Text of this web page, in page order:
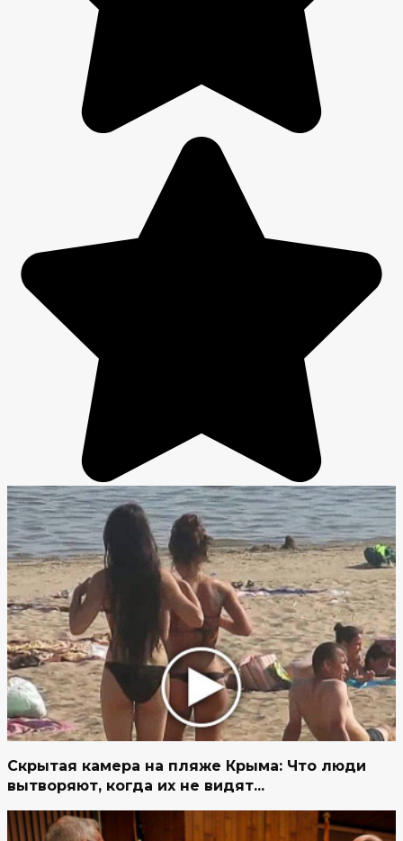
Скрытая камера на пляже Крыма: Что люди
вытворяют, когда их не видят...